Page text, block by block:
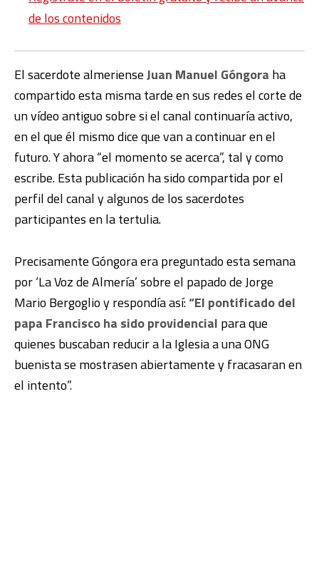
de los contenidos
El sacerdote almerienseJuan Manuel Góngora ha
compartido esta misma tarde en sus redes el corte de
un vídeo antiguo sobre si el canal continuaría activo,
en el que él mismo dice que van a continuar en el
futuro. Y ahora “el momento se acerca”, tal y como
escribe. Esta publicación ha sido compartida por el
perfil del canal y algunos de los sacerdotes
participantes en la tertulia.
Precisamente Góngora era preguntado esta semana
por ‘La Voz de Almería’ sobre el papado de Jorge
Mario Bergoglio y respondía así:“El pontificado del
papa Francisco ha sido providencial para que
quienes buscaban reducir a la Iglesia a una ONG
buenista se mostrasen abiertamente y fracasaran en
el intento”.